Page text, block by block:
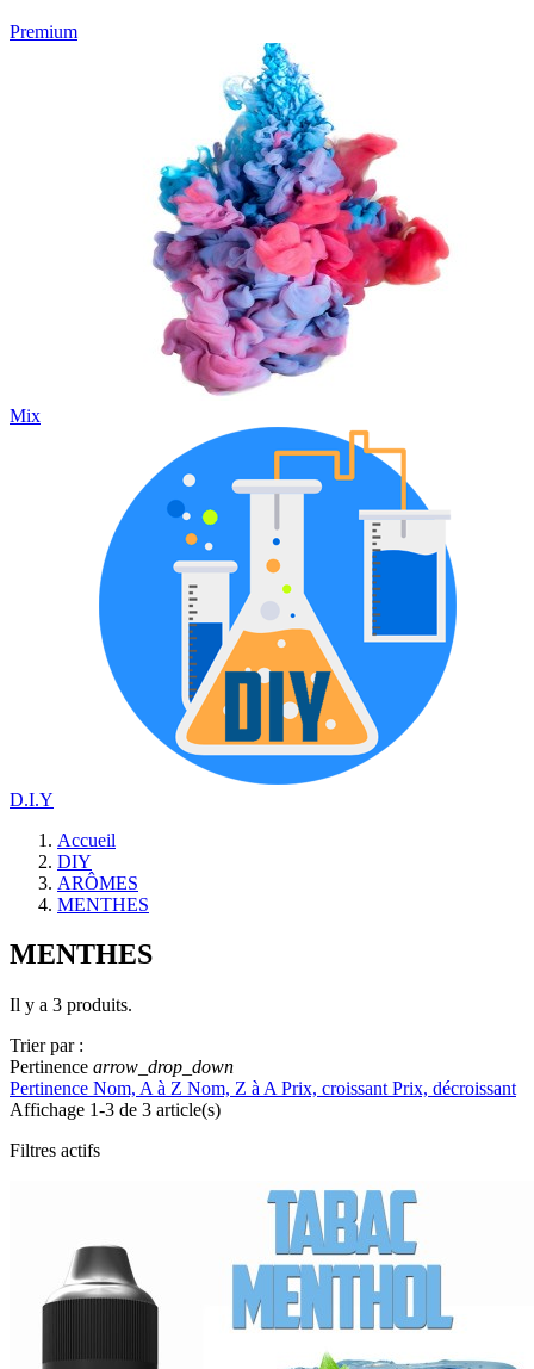
Premium
Mix
D.I.Y
Accueil
DIY
ARÔMES
MENTHES
MENTHES
Il y a 3 produits.
Trier par :
Pertinence arrow_drop_down
Pertinence Nom, A à Z Nom, Z à A Prix, croissant Prix, décroissant
Affichage 1-3 de 3 article(s)
Filtres actifs